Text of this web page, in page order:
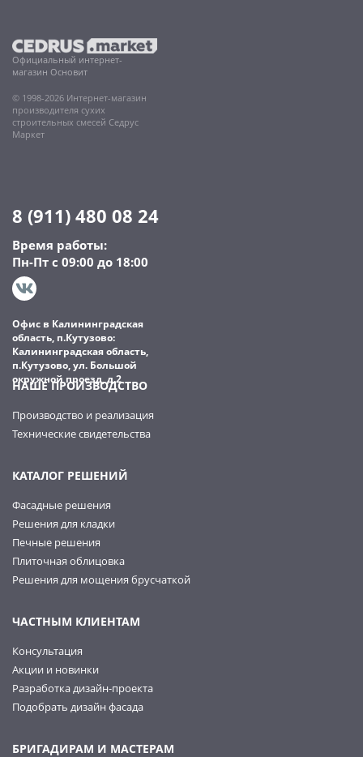
Официальный интернет-
магазин Основит
© 1998-2026 Интернет-магазин
производителя сухих
строительных смесей Седрус
Маркет
8 (911) 480 08 24
Время работы:
Пн-Пт с 09:00 до 18:00
Офис в Калининградская
область, п.Кутузово:
Калининградская область,
п.Кутузово, ул. Большой
окружной проезд, д.2
НАШЕ ПРОИЗВОДСТВО
Производство и реализация
Технические свидетельства
КАТАЛОГ РЕШЕНИЙ
Фасадные решения
Решения для кладки
Печные решения
Плиточная облицовка
Решения для мощения брусчаткой
ЧАСТНЫМ КЛИЕНТАМ
Консультация
Акции и новинки
Разработка дизайн-проекта
Подобрать дизайн фасада
БРИГАДИРАМ И МАСТЕРАМ